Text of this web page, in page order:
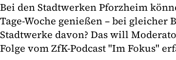
Bei den Stadtwerken Pforzheim
Tage-Woche genießen – bei gleicher
Stadtwerke davon? Das will
Folge vom ZfK-Podcast "Im Fokus"